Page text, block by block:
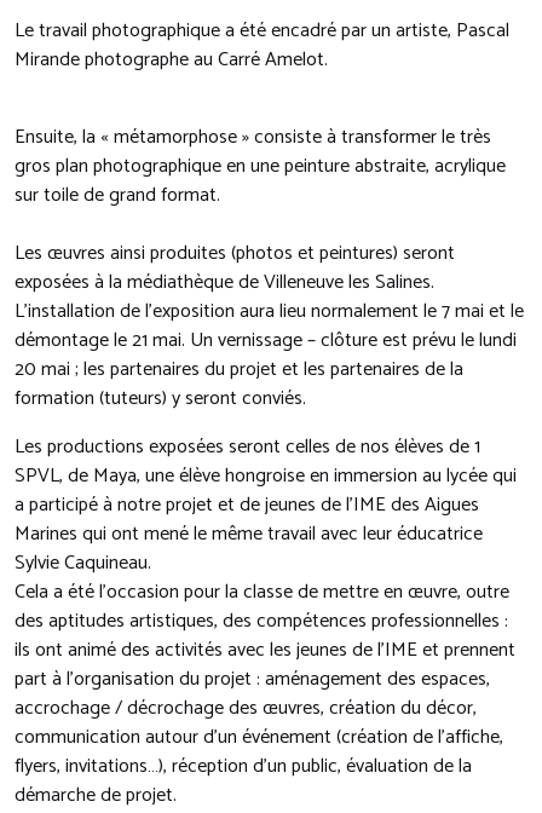
Le travail photographique a été encadré par un artiste, Pascal
Mirande photographe au Carré Amelot.
Ensuite, la « métamorphose » consiste à transformer le très
gros plan photographique en une peinture abstraite, acrylique
sur toile de grand format.
Les œuvres ainsi produites (photos et peintures) seront
exposées à la médiathèque de Villeneuve les Salines.
L’installation de l’exposition aura lieu normalement le 7 mai et le
démontage le 21 mai. Un vernissage – clôture est prévu le lundi
20 mai ; les partenaires du projet et les partenaires de la
formation (tuteurs) y seront conviés.
Les productions exposées seront celles de nos élèves de 1
SPVL, de Maya, une élève hongroise en immersion au lycée qui
a participé à notre projet et de jeunes de l’IME des Aigues
Marines qui ont mené le même travail avec leur éducatrice
Sylvie Caquineau.
Cela a été l’occasion pour la classe de mettre en œuvre, outre
des aptitudes artistiques, des compétences professionnelles :
ils ont animé des activités avec les jeunes de l’IME et prennent
part à l’organisation du projet : aménagement des espaces,
accrochage / décrochage des œuvres, création du décor,
communication autour d’un événement (création de l’affiche,
flyers, invitations…), réception d’un public, évaluation de la
démarche de projet.